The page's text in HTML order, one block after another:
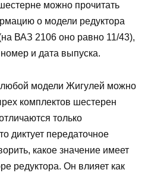
можно прочитать
о модели редуктора
ВАЗ 2106 оно равно 11/43),
и дата выпуска.
любой модели Жигулей можно
комплектов шестерен
только
диктует передаточное
какое значение имеет
редуктора. Он влияет как